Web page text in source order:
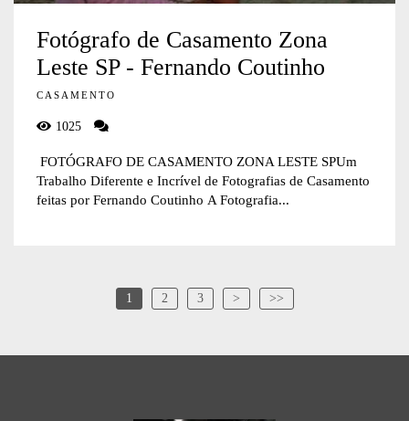
Fotógrafo de Casamento Zona
Leste SP - Fernando Coutinho
CASAMENTO
1025
FOTÓGRAFO DE CASAMENTO ZONA LESTE SPUm
Trabalho Diferente e Incrível de Fotografias de Casamento
feitas por Fernando Coutinho A Fotografia...
1 2 3 > >>